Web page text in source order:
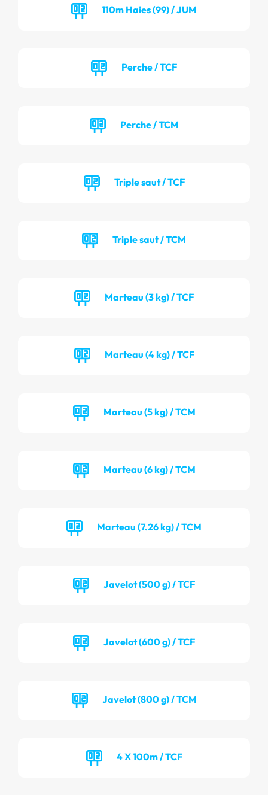
110m Haies (99) / JUM
Perche / TCF
Perche / TCM
Triple saut / TCF
Triple saut / TCM
Marteau (3 kg) / TCF
Marteau (4 kg) / TCF
Marteau (5 kg) / TCM
Marteau (6 kg) / TCM
Marteau (7.26 kg) / TCM
Javelot (500 g) / TCF
Javelot (600 g) / TCF
Javelot (800 g) / TCM
4 X 100m / TCF